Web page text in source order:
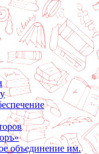
объединение им.